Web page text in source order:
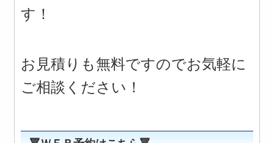
す！
お見積りも無料ですのでお気軽に
ご相談ください！